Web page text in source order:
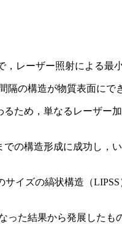
レーザー照射による最
の構造が物質表面にで
ため，単なるレーザー
の構造形成に成功し
イズの縞状構造（
た結果から発展したも